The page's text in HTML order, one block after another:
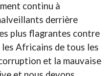
continu à
derrière
plus flagrantes contre
Africains de tous les
et la mauvaise